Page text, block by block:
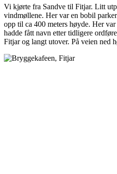
Vi kjørte fra Sandve til Fitjar. Litt
vindmøllene. Her var en bobil
opp til ca 400 meters høyde. Her
hadde fått navn etter tidligere
Fitjar og langt utover. På veien ned